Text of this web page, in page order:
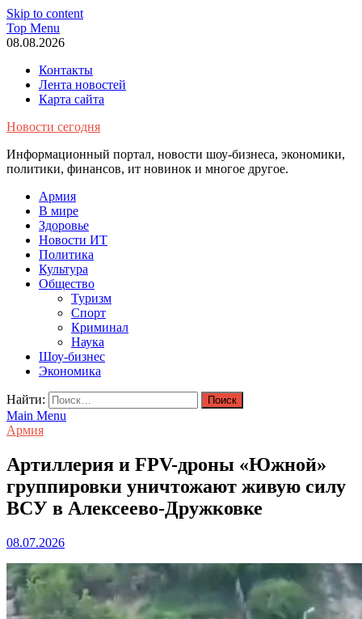
Skip to content
Top Menu
08.08.2026
Контакты
Лента новостей
Карта сайта
Новости сегодня
Информационный портал, новости шоу-бизнеса, экономики,
политики, финансов, ит новинок и многое другое.
Армия
В мире
Здоровье
Новости ИТ
Политика
Культура
Общество
Туризм
Спорт
Криминал
Наука
Шоу-бизнес
Экономика
Найти:
Main Menu
Армия
Артиллерия и FPV-дроны «Южной»
группировки уничтожают живую силу
ВСУ в Алексеево-Дружковке
08.07.2026